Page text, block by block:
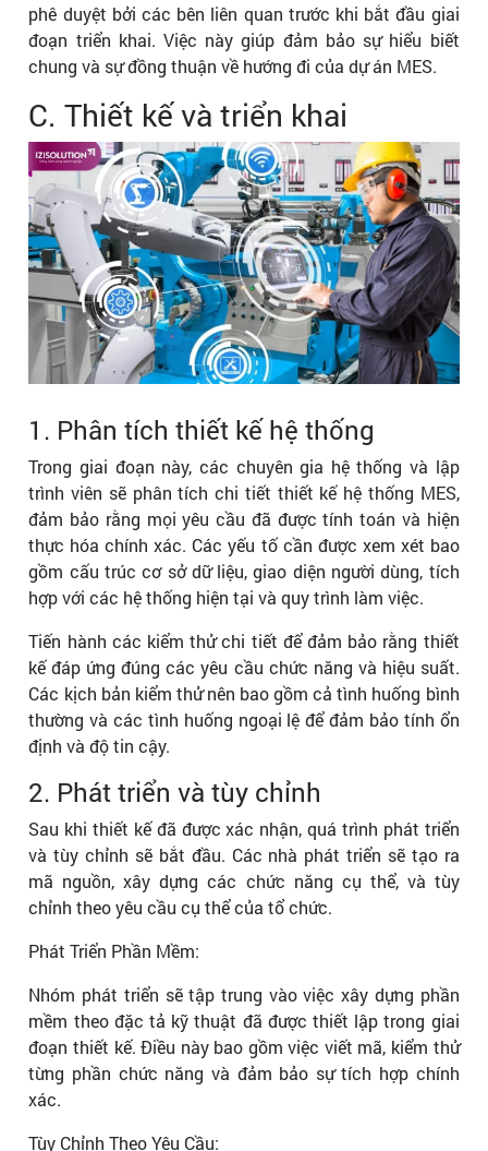
phê duyệt bởi các bên liên quan trước khi bắt đầu giai
đoạn triển khai. Việc này giúp đảm bảo sự hiểu biết
chung và sự đồng thuận về hướng đi của dự án MES.
C. Thiết kế và triển khai
1. Phân tích thiết kế hệ thống
Trong giai đoạn này, các chuyên gia hệ thống và lập
trình viên sẽ phân tích chi tiết thiết kế hệ thống MES,
đảm bảo rằng mọi yêu cầu đã được tính toán và hiện
thực hóa chính xác. Các yếu tố cần được xem xét bao
gồm cấu trúc cơ sở dữ liệu, giao diện người dùng, tích
hợp với các hệ thống hiện tại và quy trình làm việc.
Tiến hành các kiểm thử chi tiết để đảm bảo rằng thiết
kế đáp ứng đúng các yêu cầu chức năng và hiệu suất.
Các kịch bản kiểm thử nên bao gồm cả tình huống bình
thường và các tình huống ngoại lệ để đảm bảo tính ổn
định và độ tin cậy.
2. Phát triển và tùy chỉnh
Sau khi thiết kế đã được xác nhận, quá trình phát triển
và tùy chỉnh sẽ bắt đầu. Các nhà phát triển sẽ tạo ra
mã nguồn, xây dựng các chức năng cụ thể, và tùy
chỉnh theo yêu cầu cụ thể của tổ chức.
Phát Triển Phần Mềm:
Nhóm phát triển sẽ tập trung vào việc xây dựng phần
mềm theo đặc tả kỹ thuật đã được thiết lập trong giai
đoạn thiết kế. Điều này bao gồm việc viết mã, kiểm thử
từng phần chức năng và đảm bảo sự tích hợp chính
xác.
Tùy Chỉnh Theo Yêu Cầu: